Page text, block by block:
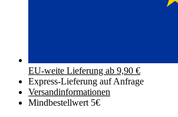
EU-weite Lieferung ab 9,90 €
Express-Lieferung auf Anfrage
Versand­informationen
Mindbestellwert 5€